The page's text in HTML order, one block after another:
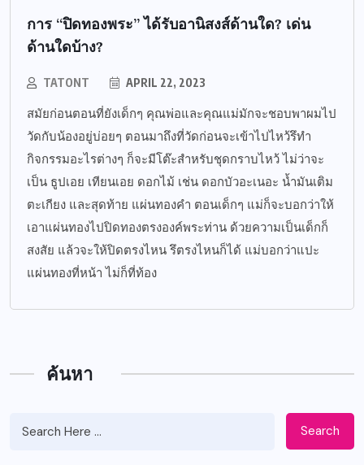
การ “ปิดทองพระ” ได้รับอานิสงส์ด้านใด? เด่น
ด้านใดบ้าง?
TATONT APRIL 22, 2023
สมัยก่อนตอนที่ยังเด็กๆ คุณพ่อและคุณแม่มักจะชอบพาผมไป
วัดกับน้องอยู่บ่อยๆ ตอนมาถึงที่วัดก่อนจะเข้าไปไหว้รึทำ
กิจกรรมอะไรต่างๆ ก็จะมีโต๊ะสำหรับชุดกราบไหว้ ไม่ว่าจะ
เป็น ธูปเอย เทียนเอย ดอกไม้ เช่น ดอกบัวอะเนอะ น้ำมันเติม
ตะเกียง และสุดท้าย แผ่นทองคำ ตอนเด็กๆ แม่ก็จะบอกว่าให้
เอาแผ่นทองไปปิดทองตรงองค์พระท่าน ด้วยความเป็นเด็กก็
สงสัย แล้วจะให้ปิดตรงไหน รึตรงไหนก็ได้ แม่บอกว่าแปะ
แผ่นทองที่หน้า ไม่ก็ที่ท้อง
ค้นหา
Search